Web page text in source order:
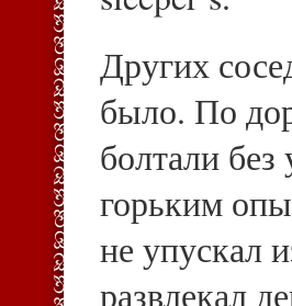
Других
было. По
болтали
горьким
не упускал
развлекал